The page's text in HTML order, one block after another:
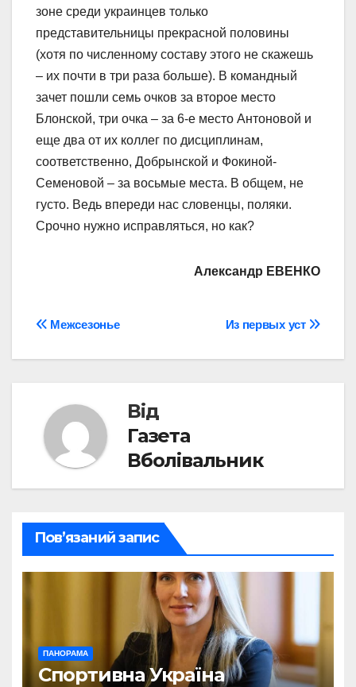
зоне среди украинцев только
представительницы прекрасной половины
(хотя по численному составу этого не скажешь
– их почти в три раза больше). В командный
зачет пошли семь очков за второе место
Блонской, три очка – за 6-е место Антоновой и
еще два от их коллег по дисциплинам,
соответственно, Добрынской и Фокиной-
Семеновой – за восьмые места. В общем, не
густо. Ведь впереди нас словенцы, поляки.
Срочно нужно исправляться, но как?
Александр ЕВЕНКО
Навігація
записів
Из первых уст
Межсезонье
Від
Газета
Вболівальник
Пов’язаний запис
ПАНОРАМА
Спортивна Україна